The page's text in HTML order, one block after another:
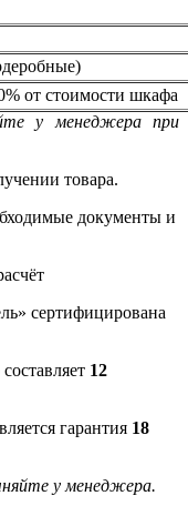
от стоимости шкафа
у менеджера при
товара.
документы и
сертифицирована
12
гарантия 18
у менеджера.